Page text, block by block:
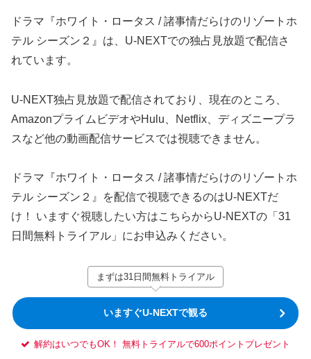
ドラマ『ホワイト・ロータス / 諸事情だらけのリゾートホ
テル シーズン２』は、U-NEXTでの独占見放題で配信さ
れています。
U-NEXT独占見放題で配信されており、現在のところ、
AmazonプライムビデオやHulu、Netflix、ディズニープラ
スなど他の動画配信サービスでは視聴できません。
ドラマ『ホワイト・ロータス / 諸事情だらけのリゾートホ
テル シーズン２』を配信で視聴できるのはU-NEXTだ
け！ いますぐ視聴したい方はこちらからU-NEXTの「31
日間無料トライアル」にお申込みください。
まずは31日間無料トライアル
いますぐU-NEXTで観る
解約はいつでもOK！ 無料トライアルで600ポイントプレゼント